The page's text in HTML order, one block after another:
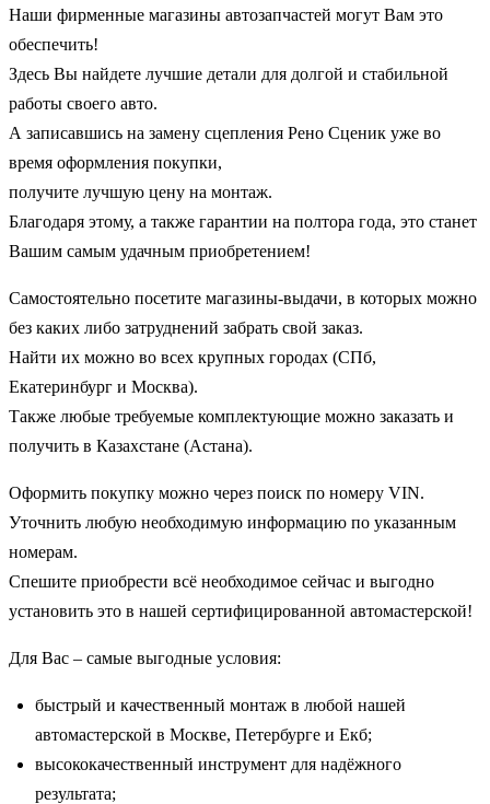
Наши фирменные магазины автозапчастей могут Вам это
обеспечить!
Здесь Вы найдете лучшие детали для долгой и стабильной
работы своего авто.
А записавшись на замену сцепления Рено Сценик уже во
время оформления покупки,
получите лучшую цену на монтаж.
Благодаря этому, а также гарантии на полтора года, это станет
Вашим самым удачным приобретением!
Самостоятельно посетите магазины-выдачи, в которых можно
без каких либо затруднений забрать свой заказ.
Найти их можно во всех крупных городах (СПб,
Екатеринбург и Москва).
Также любые требуемые комплектующие можно заказать и
получить в Казахстане (Астана).
Оформить покупку можно через поиск по номеру VIN.
Уточнить любую необходимую информацию по указанным
номерам.
Спешите приобрести всё необходимое сейчас и выгодно
установить это в нашей сертифицированной автомастерской!
Для Вас – самые выгодные условия:
быстрый и качественный монтаж в любой нашей
автомастерской в Москве, Петербурге и Екб;
высококачественный инструмент для надёжного
результата;